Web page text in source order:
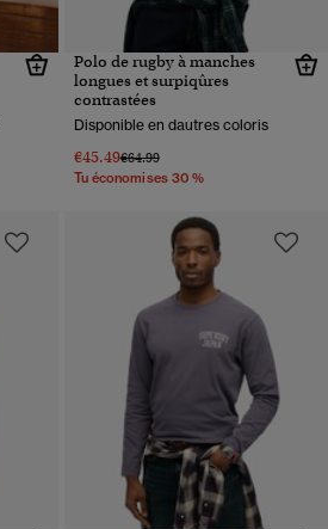
Polo de rugby à manches
longues et surpiqûres
contrastées
Disponible en dautres coloris
€45.49Prix réduit de
€64.99à
Tu économises 30 %